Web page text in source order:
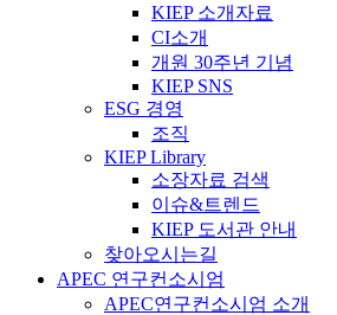
KIEP 소개자료
CI소개
개원 30주년 기념
KIEP SNS
ESG 경영
조직
KIEP Library
소장자료 검색
이슈&트렌드
KIEP 도서관 안내
찾아오시는길
APEC 연구컨소시엄
APEC연구컨소시엄 소개